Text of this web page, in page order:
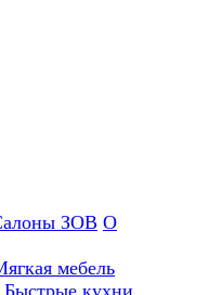
ЗОВ О
мебель
Быстрые кухни